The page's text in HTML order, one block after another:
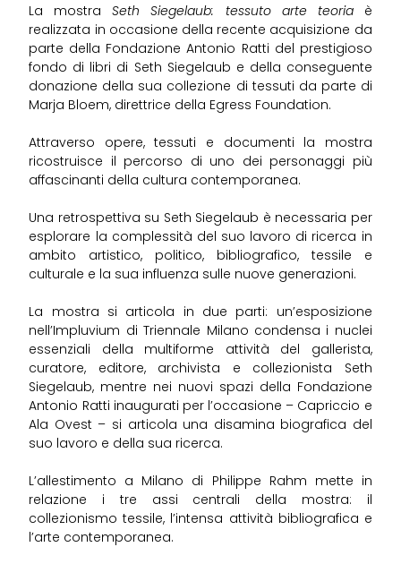
La mostraSeth Siegelaub: tessuto arte teoriaè
realizzata in occasione della recente acquisizione da
parte della Fondazione Antonio Ratti del prestigioso
fondo di libri di Seth Siegelaub e della conseguente
donazione della sua collezione di tessuti da parte di
Marja Bloem, direttrice della Egress Foundation.
Attraverso opere, tessuti e documenti la mostra
ricostruisce il percorso di uno dei personaggi più
affascinanti della cultura contemporanea.
Una retrospettiva su Seth Siegelaub è necessaria per
esplorare la complessità del suo lavoro di ricerca in
ambito artistico, politico, bibliografico, tessile e
culturale e la sua influenza sulle nuove generazioni.
La mostra si articola in due parti: un’esposizione
nell’Impluvium di Triennale Milano condensa i nuclei
essenziali della multiforme attività del gallerista,
curatore, editore, archivista e collezionista Seth
Siegelaub, mentre nei nuovi spazi della Fondazione
Antonio Ratti inaugurati per l’occasione – Capriccio e
Ala Ovest – si articola una disamina biografica del
suo lavoro e della sua ricerca.
L’allestimento a Milano di Philippe Rahm mette in
relazione i tre assi centrali della mostra: il
collezionismo tessile, l’intensa attività bibliografica e
l’arte contemporanea.